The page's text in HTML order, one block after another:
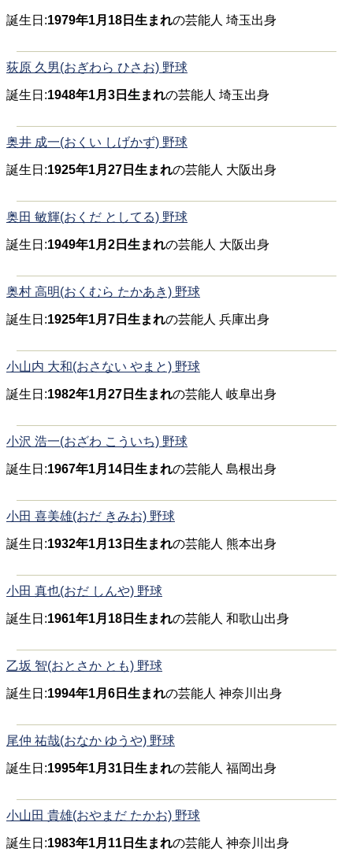
誕生日:1979年1月18日生まれの芸能人 埼玉出身
荻原 久男(おぎわら ひさお) 野球
誕生日:1948年1月3日生まれの芸能人 埼玉出身
奥井 成一(おくい しげかず) 野球
誕生日:1925年1月27日生まれの芸能人 大阪出身
奥田 敏輝(おくだ としてる) 野球
誕生日:1949年1月2日生まれの芸能人 大阪出身
奥村 高明(おくむら たかあき) 野球
誕生日:1925年1月7日生まれの芸能人 兵庫出身
小山内 大和(おさない やまと) 野球
誕生日:1982年1月27日生まれの芸能人 岐阜出身
小沢 浩一(おざわ こういち) 野球
誕生日:1967年1月14日生まれの芸能人 島根出身
小田 喜美雄(おだ きみお) 野球
誕生日:1932年1月13日生まれの芸能人 熊本出身
小田 真也(おだ しんや) 野球
誕生日:1961年1月18日生まれの芸能人 和歌山出身
乙坂 智(おとさか とも) 野球
誕生日:1994年1月6日生まれの芸能人 神奈川出身
尾仲 祐哉(おなか ゆうや) 野球
誕生日:1995年1月31日生まれの芸能人 福岡出身
小山田 貴雄(おやまだ たかお) 野球
誕生日:1983年1月11日生まれの芸能人 神奈川出身